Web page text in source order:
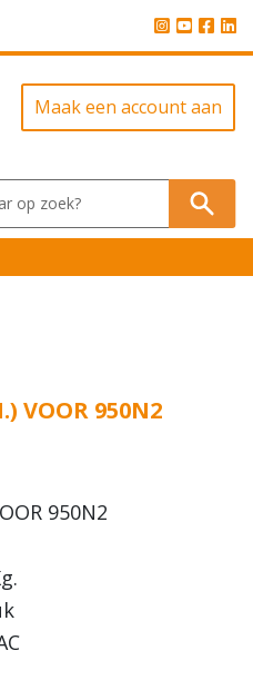
Maak een account aan
VOOR 950N2
950N2